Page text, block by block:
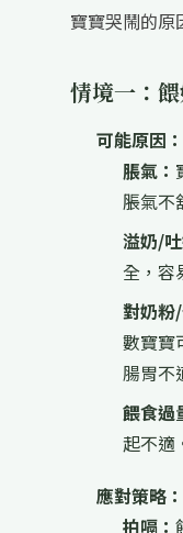
寶寶哭鬧的原
情境一：
可能原因：
脹氣：
脹氣不
溢奶/吐
全，容
對奶粉
數寶寶
腸胃不
餵食過
起不適
應對策略：
拍嗝：